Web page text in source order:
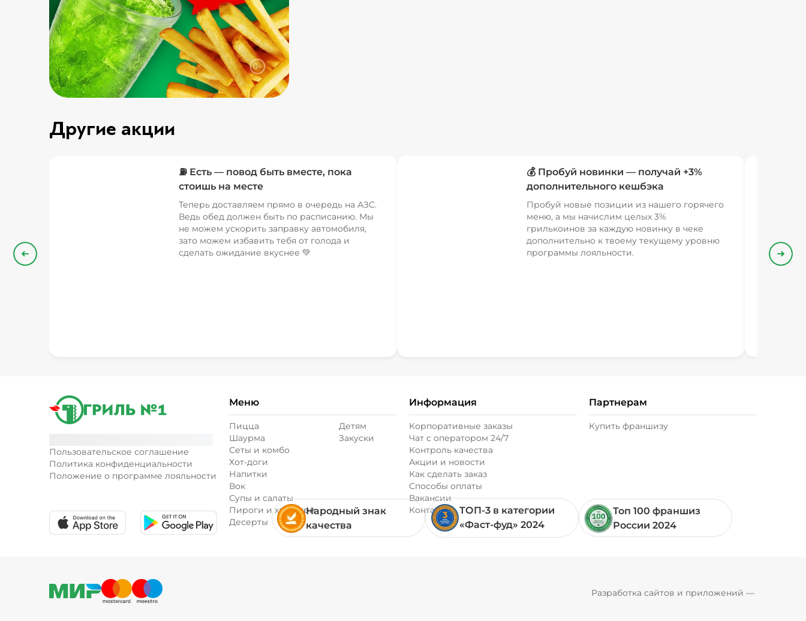
Другие акции
Назад
⛽ Есть — повод быть вместе, пока
стоишь на месте
Теперь доставляем прямо в очередь на АЗС.
Ведь обед должен быть по расписанию. Мы
не можем ускорить заправку автомобиля,
зато можем избавить тебя от голода и
сделать ожидание вкуснее 💚
💰 Пробуй новинки — получай +3%
дополнительного кешбэка
Пробуй новые позиции из нашего горячего
меню, а мы начислим целых 3%
грилькоинов за каждую новинку в чеке
дополнительно к твоему текущему уровню
программы лояльности.
Пользовательское соглашение
Политика конфиденциальности
Положение о программе лояльности
Меню
Пицца
Шаурма
Сеты и комбо
Хот-доги
Напитки
Вок
Супы и салаты
Пироги и хачапури
Десерты
Детям
Закуски
Информация
Корпоративные заказы
Чат с оператором 24/7
Контроль качества
Акции и новости
Как сделать заказ
Способы оплаты
Вакансии
Контакты
Партнерам
Купить франшизу
Народный знак
качества
ТОП-3 в категории
«Фаст-фуд» 2024
Топ 100 франшиз
России 2024
Разработка сайтов и приложений —